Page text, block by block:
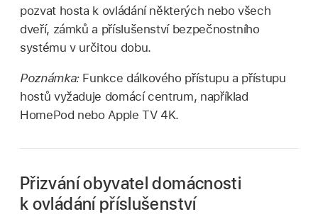
pozvat hosta k ovládání některých nebo všech
dveří, zámků a příslušenství bezpečnostního
systému v určitou dobu.
Poznámka: Funkce dálkového přístupu a přístupu
hostů vyžaduje domácí centrum, například
HomePod nebo Apple TV 4K.
Přizvání obyvatel domácnosti
k ovládání příslušenství